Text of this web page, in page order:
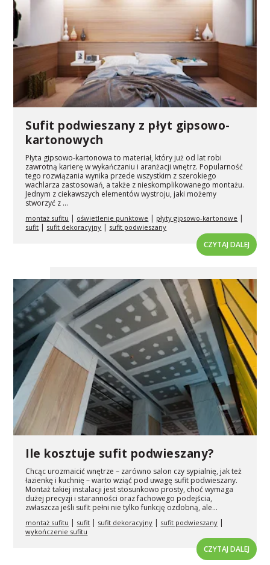
Sufit podwieszany z płyt gipsowo-
kartonowych
Płyta gipsowo-kartonowa to materiał, który już od lat robi
zawrotną karierę w wykańczaniu i aranżacji wnętrz. Popularność
tego rozwiązania wynika przede wszystkim z szerokiego
wachlarza zastosowań, a także z nieskomplikowanego montażu.
Jednym z ciekawszych elementów wystroju, jaki możemy
stworzyć z ...
montaż sufitu | oświetlenie punktowe | płyty gipsowo-kartonowe |
sufit | sufit dekoracyjny | sufit podwieszany
CZYTAJ DALEJ
Ile kosztuje sufit podwieszany?
Chcąc urozmaicić wnętrze – zarówno salon czy sypialnię, jak też
łazienkę i kuchnię – warto wziąć pod uwagę sufit podwieszany.
Montaż takiej instalacji jest stosunkowo prosty, choć wymaga
dużej precyzji i staranności oraz fachowego podejścia,
zwłaszcza jeśli sufit pełni nie tylko funkcję ozdobną, ale...
montaż sufitu | sufit | sufit dekoracyjny | sufit podwieszany |
wykończenie sufitu
CZYTAJ DALEJ